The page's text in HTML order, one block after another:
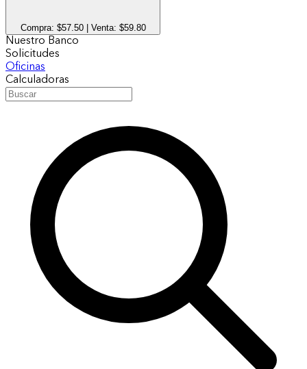
Compra: $57.50| Venta: $59.80
Nuestro Banco
Solicitudes
Oficinas
Calculadoras